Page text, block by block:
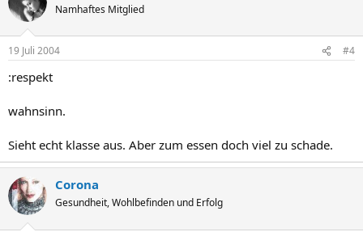
Namhaftes Mitglied
19 Juli 2004 #4
:respekt
wahnsinn.
Sieht echt klasse aus. Aber zum essen doch viel zu schade.
Corona
Gesundheit, Wohlbefinden und Erfolg